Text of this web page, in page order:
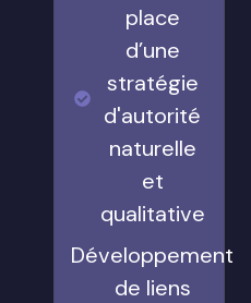
place
d’une
stratégie
d'autorité
naturelle
et
qualitative
Développement
de liens